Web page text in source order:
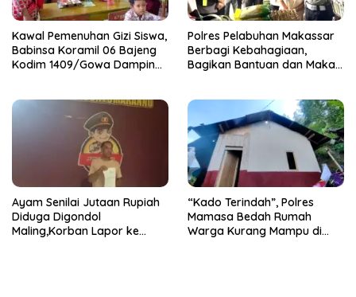
Kawal Pemenuhan Gizi Siswa,
Babinsa Koramil 06 Bajeng
Kodim 1409/Gowa Dampingi
Polres Pelabuhan Makassar
Berbagi Kebahagiaan,
Bagikan Bantuan dan Makan
Ayam Senilai Jutaan Rupiah
Diduga Digondol
Maling,Korban Lapor ke
“Kado Terindah”, Polres
Mamasa Bedah Rumah
Warga Kurang Mampu di